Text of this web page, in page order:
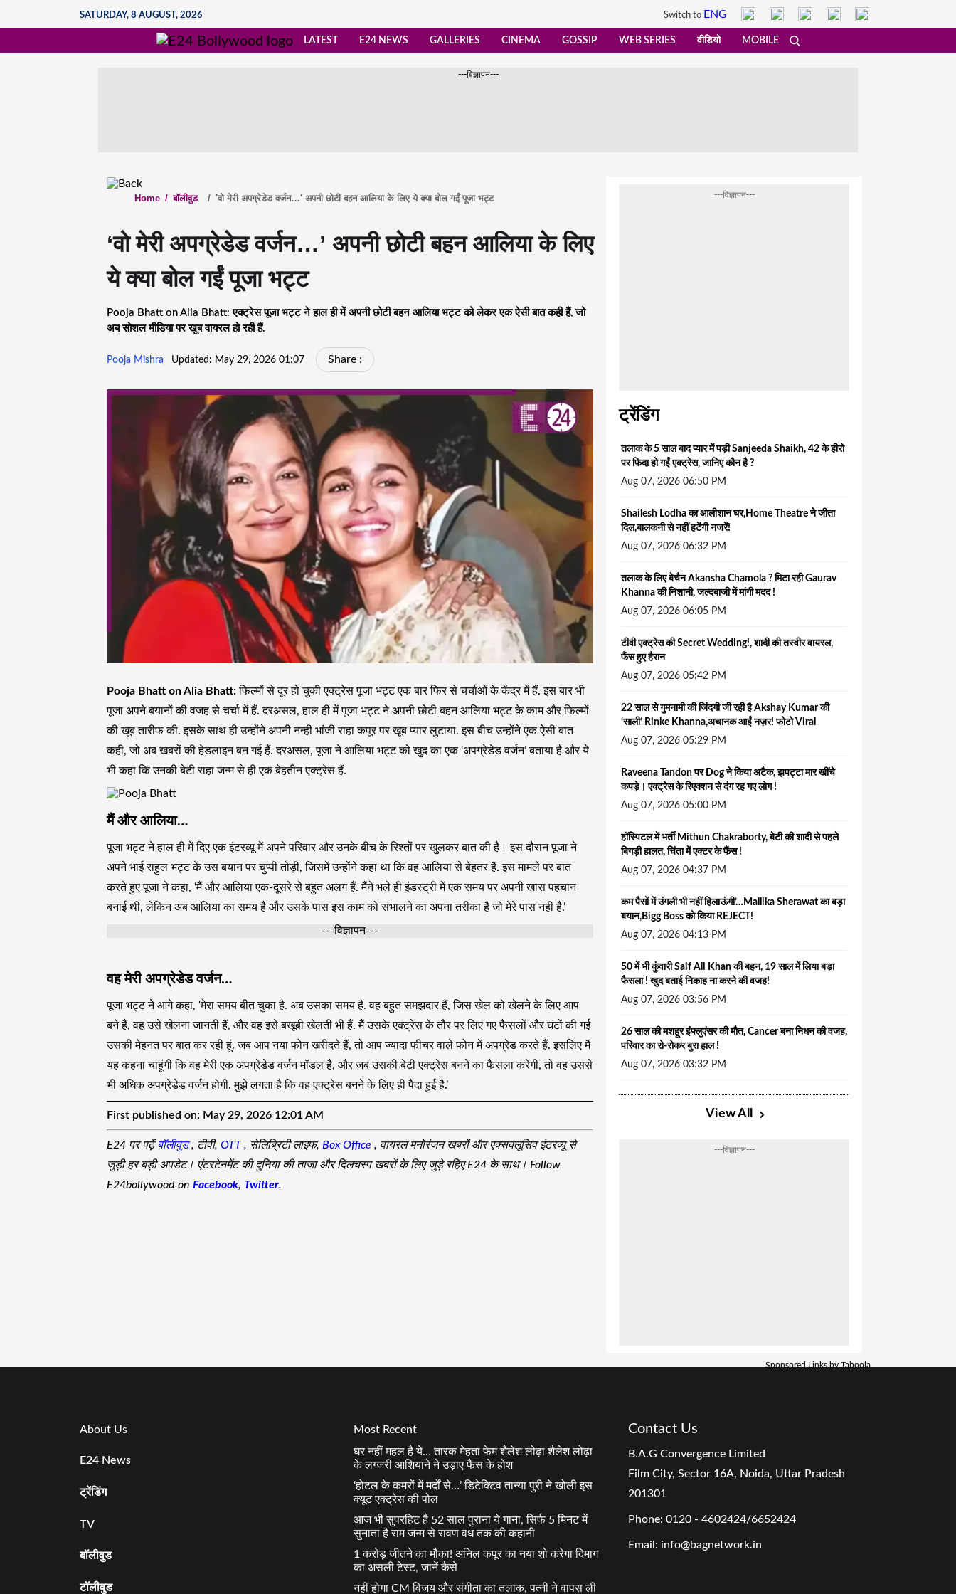
SATURDAY, 8 AUGUST, 2026 Switch to ENG
LATEST E24 NEWS GALLERIES CINEMA GOSSIP WEB SERIES वीडियो MOBILE
---विज्ञापन---
Home / बॉलीवुड / 'वो मेरी अपग्रेडेड वर्जन…' अपनी छोटी बहन आलिया के लिए ये क्या बोल गईं पूजा भट्ट
‘वो मेरी अपग्रेडेड वर्जन…’ अपनी छोटी बहन आलिया के लिए
ये क्या बोल गईं पूजा भट्ट
Pooja Bhatt on Alia Bhatt: एक्ट्रेस पूजा भट्ट ने हाल ही में अपनी छोटी बहन आलिया भट्ट को लेकर एक ऐसी बात कही हैं, जो
अब सोशल मीडिया पर खूब वायरल हो रही हैं.
Pooja Mishra Updated: May 29, 2026 01:07 Share :
Pooja Bhatt on Alia Bhatt:फिल्मों से दूर हो चुकी एक्ट्रेस पूजा भट्ट एक बार फिर से चर्चाओं के केंद्र में हैं. इस बार भी
पूजा अपने बयानों की वजह से चर्चा में हैं. दरअसल, हाल ही में पूजा भट्ट ने अपनी छोटी बहन आलिया भट्ट के काम और फिल्मों
की खूब तारीफ की. इसके साथ ही उन्होंने अपनी नन्ही भांजी राहा कपूर पर खूब प्यार लुटाया. इस बीच उन्होंने एक ऐसी बात
कही, जो अब खबरों की हेडलाइन बन गई हैं. दरअसल, पूजा ने आलिया भट्ट को खुद का एक ‘अपग्रेडेड वर्जन’ बताया है और ये
भी कहा कि उनकी बेटी राहा जन्म से ही एक बेहतीन एक्ट्रेस हैं.
मैं और आलिया…
पूजा भट्ट ने हाल ही में दिए एक इंटरव्यू में अपने परिवार और उनके बीच के रिश्तों पर खुलकर बात की है। इस दौरान पूजा ने
अपने भाई राहुल भट्ट के उस बयान पर चुप्पी तोड़ी, जिसमें उन्होंने कहा था कि वह आलिया से बेहतर हैं. इस मामले पर बात
करते हुए पूजा ने कहा, ‘मैं और आलिया एक-दूसरे से बहुत अलग हैं. मैंने भले ही इंडस्ट्री में एक समय पर अपनी खास पहचान
बनाई थी, लेकिन अब आलिया का समय है और उसके पास इस काम को संभालने का अपना तरीका है जो मेरे पास नहीं है.’
---विज्ञापन---
वह मेरी अपग्रेडेड वर्जन…
पूजा भट्ट ने आगे कहा, ‘मेरा समय बीत चुका है. अब उसका समय है. वह बहुत समझदार हैं, जिस खेल को खेलने के लिए आप
बने हैं, वह उसे खेलना जानती हैं, और वह इसे बखूबी खेलती भी हैं. मैं उसके एक्ट्रेस के तौर पर लिए गए फैसलों और घंटों की गई
उसकी मेहनत पर बात कर रही हूं. जब आप नया फोन खरीदते हैं, तो आप ज्यादा फीचर वाले फोन में अपग्रेड करते हैं. इसलिए मैं
यह कहना चाहूंगी कि वह मेरी एक अपग्रेडेड वर्जन मॉडल है, और जब उसकी बेटी एक्ट्रेस बनने का फैसला करेगी, तो वह उससे
भी अधिक अपग्रेडेड वर्जन होगी. मुझे लगता है कि वह एक्ट्रेस बनने के लिए ही पैदा हुई है.’
First published on: May 29, 2026 12:01 AM
E24 पर पढ़ेंबॉलीवुड, टीवी, OTT, सेलिब्रिटी लाइफ, Box Office , वायरल मनोरंजन खबरों और एक्सक्लूसिव इंटरव्यू से
जुड़ी हर बड़ी अपडेट। एंटरटेनमेंट की दुनिया की ताजा और दिलचस्प खबरों के लिए जुड़े रहिए E24 के साथ। Follow
E24bollywood on Facebook, Twitter.
---विज्ञापन---
ट्रेंडिंग
तलाक के 5 साल बाद प्यार में पड़ी Sanjeeda Shaikh, 42 के हीरो
पर फिदा हो गईं एक्ट्रेस, जानिए कौन है ?
Aug 07, 2026 06:50 PM
Shailesh Lodha का आलीशान घर,Home Theatre ने जीता
दिल,बालकनी से नहीं हटेंगी नजरें!
Aug 07, 2026 06:32 PM
तलाक के लिए बेचैन Akansha Chamola ? मिटा रही Gaurav
Khanna की निशानी, जल्दबाजी में मांगी मदद !
Aug 07, 2026 06:05 PM
टीवी एक्ट्रेस की Secret Wedding!, शादी की तस्वीर वायरल,
फैंस हुए हैरान
Aug 07, 2026 05:42 PM
22 साल से गुमनामी की जिंदगी जी रही है Akshay Kumar की
‘साली’ Rinke Khanna,अचानक आईं नज़र! फोटो Viral
Aug 07, 2026 05:29 PM
Raveena Tandon पर Dog ने किया अटैक, झपट्टा मार खींचे
कपड़े। एक्ट्रेस के रिएक्शन से दंग रह गए लोग !
Aug 07, 2026 05:00 PM
हॉस्पिटल में भर्ती Mithun Chakraborty, बेटी की शादी से पहले
बिगड़ी हालत, चिंता में एक्टर के फैंस !
Aug 07, 2026 04:37 PM
कम पैसों में उंगली भी नहीं हिलाऊंगी’…Mallika Sherawat का बड़ा
बयान,Bigg Boss को किया REJECT!
Aug 07, 2026 04:13 PM
50 में भी कुंवारी Saif Ali Khan की बहन, 19 साल में लिया बड़ा
फैसला ! खुद बताई निकाह ना करने की वजह!
Aug 07, 2026 03:56 PM
26 साल की मशहूर इंफ्लुएंसर की मौत, Cancer बना निधन की वजह,
परिवार का रो-रोकर बुरा हाल !
Aug 07, 2026 03:32 PM
View All
---विज्ञापन---
Sponsored Links by Taboola
About Us
E24 News
ट्रेंडिंग
TV
बॉलीवुड
टॉलीवुड
Most Recent
घर नहीं महल है ये… तारक मेहता फेम शैलेश लोढ़ा शैलेश लोढ़ा
के लग्जरी आशियाने ने उड़ाए फैंस के होश
‘होटल के कमरों में मर्दों से…’ डिटेक्टिव तान्या पुरी ने खोली इस
क्यूट एक्ट्रेस की पोल
आज भी सुपरहिट है 52 साल पुराना ये गाना, सिर्फ 5 मिनट में
सुनाता है राम जन्म से रावण वध तक की कहानी
1 करोड़ जीतने का मौका! अनिल कपूर का नया शो करेगा दिमाग
का असली टेस्ट, जानें कैसे
नहीं होगा CM विजय और संगीता का तलाक, पत्नी ने वापस ली
Contact Us
B.A.G Convergence Limited
Film City, Sector 16A, Noida, Uttar Pradesh
201301
Phone: 0120 - 4602424/6652424
Email: info@bagnetwork.in